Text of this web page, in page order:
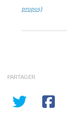
propos)
PARTAGER